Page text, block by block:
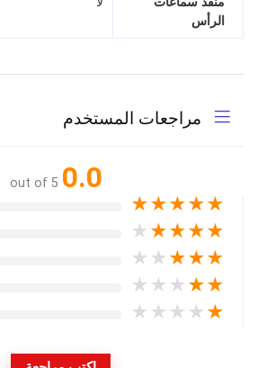
الرأس
مراجعات المستخدم
0.0
out of 5
★
★
★
★
★
★
★
★
★
★
★
★
★
★
★
★
★
★
★
★
★
★
★
★
★